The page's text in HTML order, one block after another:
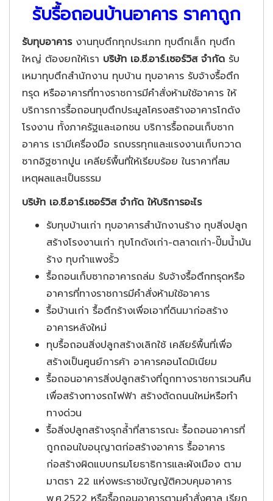
รับรื้อถอนบ้านอาคาร ราคาถูก
รับทุบอาคาร งานทุบตึกทุกประเภท ทุบตึกเล็ก ทุบตึก
ใหญ่ ต้องยกให้เรา บริษัท เอ.ซี.อาร์.เซอร์วิส จำกัด รับ
เหมาทุบตึกสำนักงาน ทุบบ้าน ทุบอาคาร รับจ้างรื้อตึก
ทรุด หรืออาคารที่ทางราชการมีคำสั่งห้ามใช้อาคาร ให้
บริการการรื้อถอนทุบตึกประมูลโครงสร้างอาคารโกดัง
โรงงาน ทั้งภาครัฐและเอกชน บริการรื้อถอนเก็บซาก
อาคาร เรามีเครื่องมือ รถบรรทุกและแรงงานเก็บกวาด
ซากอิฐซากปูน เคลียร์พื้นที่ให้เรียบร้อย ในราคาที่สม
เหตุผลและเป็นธรรม
บริษัท เอ.ซี.อาร์.เซอร์วิส จำกัด ให้บริการอะไร
รับทุบบ้านเก่า ทุบอาคารสำนักงานร้าง ทุบสิ่งปลูก
สร้างโรงงานเก่า ทุบโกดังเก่า-ตลาดเก่า-ปั๊มน้ำมัน
ร้าง ทุบกำแพงรั้ว
รื้อถอนเก็บซากอาคารถล่ม รับจ้างรื้อตึกทรุดหรือ
อาคารที่ทางราชการมีคำสั่งห้ามใช้อาคาร
รื้อบ้านเก่า รื้อตึกร้างเพื่อเอาที่ดินมาก่อสร้าง
อาคารหลังใหม่
ทุบรื้อถอนสิ่งปลูกสร้างเลิกใช้ เคลียร์พื้นที่เพื่อ
สร้างเป็นศูนย์การค้า อาคารคอนโดมิเนียม
รื้อถอนอาคารสิ่งปลูกสร้างที่ถูกทางราชการเวนคืน
เพื่อสร้างทางรถไฟฟ้า สร้างตัดถนนใหม่หรือทำ
ทางด่วน
รื้อสิ่งปลูกสร้างรุกล้ำที่สาธารณะ รื้อถอนอาคารที่
ถูกถอนใบอนุญาตก่อสร้างอาคาร รื้ออาคาร
ก่อสร้างผิดแบบกรมโยธาธิการและผังเมือง ตาม
มาตรา 22 แห่งพระราชบัญญัติควบคุมอาคาร